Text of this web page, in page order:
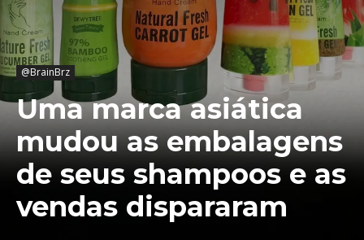
@BrainBrz
Uma marca asiática
mudou as embalagens
de seus shampoos e as
vendas dispararam